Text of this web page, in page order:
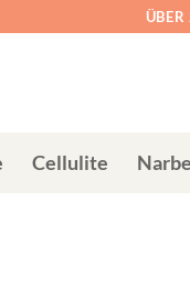
Cellulite